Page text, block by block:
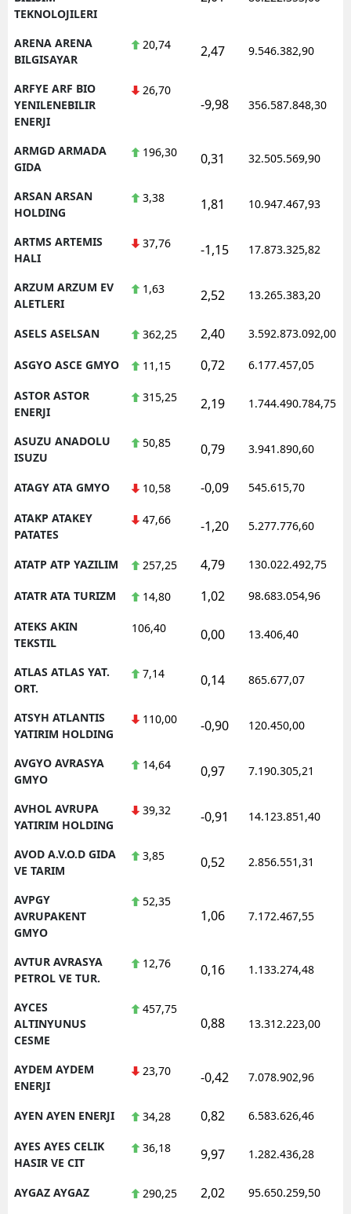
TEKNOLOJILERI
ARENA ARENA
BILGISAYAR
20,74 2,47 9.546.382,90
ARFYE ARF BIO
YENILENEBILIR
ENERJI
26,70
-9,98 356.587.848,30
ARMGD ARMADA
GIDA
196,30 0,31 32.505.569,90
ARSAN ARSAN
HOLDING
3,38 1,81 10.947.467,93
ARTMS ARTEMIS
HALI
37,76 -1,15 17.873.325,82
ARZUM ARZUM EV
ALETLERI
1,63 2,52 13.265.383,20
ASELS ASELSAN 362,25 2,40 3.592.873.092,00
ASGYO ASCE GMYO 11,15 0,72 6.177.457,05
ASTOR ASTOR
ENERJI
315,25 2,19 1.744.490.784,75
ASUZU ANADOLU
ISUZU
50,85 0,79 3.941.890,60
ATAGY ATA GMYO 10,58 -0,09 545.615,70
ATAKP ATAKEY
PATATES
47,66 -1,20 5.277.776,60
ATATP ATP YAZILIM 257,25 4,79 130.022.492,75
ATATR ATA TURIZM 14,80 1,02 98.683.054,96
ATEKS AKIN
TEKSTIL
106,40 0,00 13.406,40
ATLAS ATLAS YAT.
ORT.
7,14 0,14 865.677,07
ATSYH ATLANTIS
YATIRIM HOLDING
110,00 -0,90 120.450,00
AVGYO AVRASYA
GMYO
14,64 0,97 7.190.305,21
AVHOL AVRUPA
YATIRIM HOLDING
39,32 -0,91 14.123.851,40
AVOD A.V.O.D GIDA
VE TARIM
3,85 0,52 2.856.551,31
AVPGY
AVRUPAKENT
GMYO
52,35
1,06 7.172.467,55
AVTUR AVRASYA
PETROL VE TUR.
12,76 0,16 1.133.274,48
AYCES
ALTINYUNUS
CESME
457,75
0,88 13.312.223,00
AYDEM AYDEM
ENERJI
23,70 -0,42 7.078.902,96
AYEN AYEN ENERJI 34,28 0,82 6.583.626,46
AYES AYES CELIK
HASIR VE CIT
36,18 9,97 1.282.436,28
AYGAZ AYGAZ 290,25 2,02 95.650.259,50